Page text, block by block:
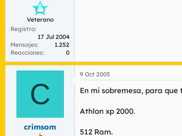
Veterano
Registro
17 Jul 2004
Mensajes
1.252
Reacciones
0
C
crimsom
9 Oct 2005
En mi sobremesa, para
Athlon xp 2000.
512 Ram.